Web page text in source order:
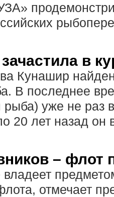
в
Кунашир
В последнее
рыба) уже не
20 лет назад
– флот
отмечает